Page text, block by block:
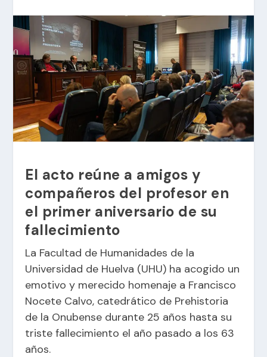
El acto reúne a amigos y
compañeros del profesor en
el primer aniversario de su
fallecimiento
La Facultad de Humanidades de la
Universidad de Huelva (UHU) ha acogido un
emotivo y merecido homenaje a Francisco
Nocete Calvo, catedrático de Prehistoria
de la Onubense durante 25 años hasta su
triste fallecimiento el año pasado a los 63
años.